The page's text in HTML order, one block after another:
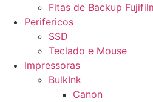
Fitas de Backup
Perifericos
SSD
Teclado e Mouse
Impressoras
BulkInk
Canon